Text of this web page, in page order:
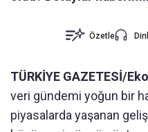
Özetle
TÜRKİYE GAZETESİ/
veri gündemi yoğun bir
piyasalarda yaşanan